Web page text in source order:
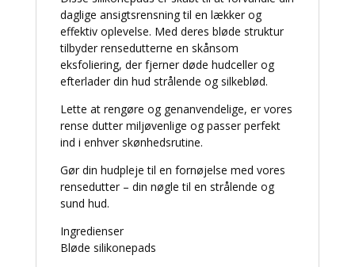
daglige ansigtsrensning til en lækker og
effektiv oplevelse. Med deres bløde struktur
tilbyder rensedutterne en skånsom
eksfoliering, der fjerner døde hudceller og
efterlader din hud strålende og silkeblød.
Lette at rengøre og genanvendelige, er vores
rense dutter miljøvenlige og passer perfekt
ind i enhver skønhedsrutine.
Gør din hudpleje til en fornøjelse med vores
rensedutter – din nøgle til en strålende og
sund hud.
Ingredienser
Bløde silikonepads